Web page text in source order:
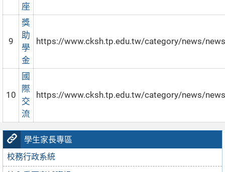
學生家長專區
校務行政系統
座
9
獎
助
學
金
https://www.cksh.tp.edu.tw/category/news/
10
國
際
交
流
https://www.cksh.tp.edu.tw/category/news/